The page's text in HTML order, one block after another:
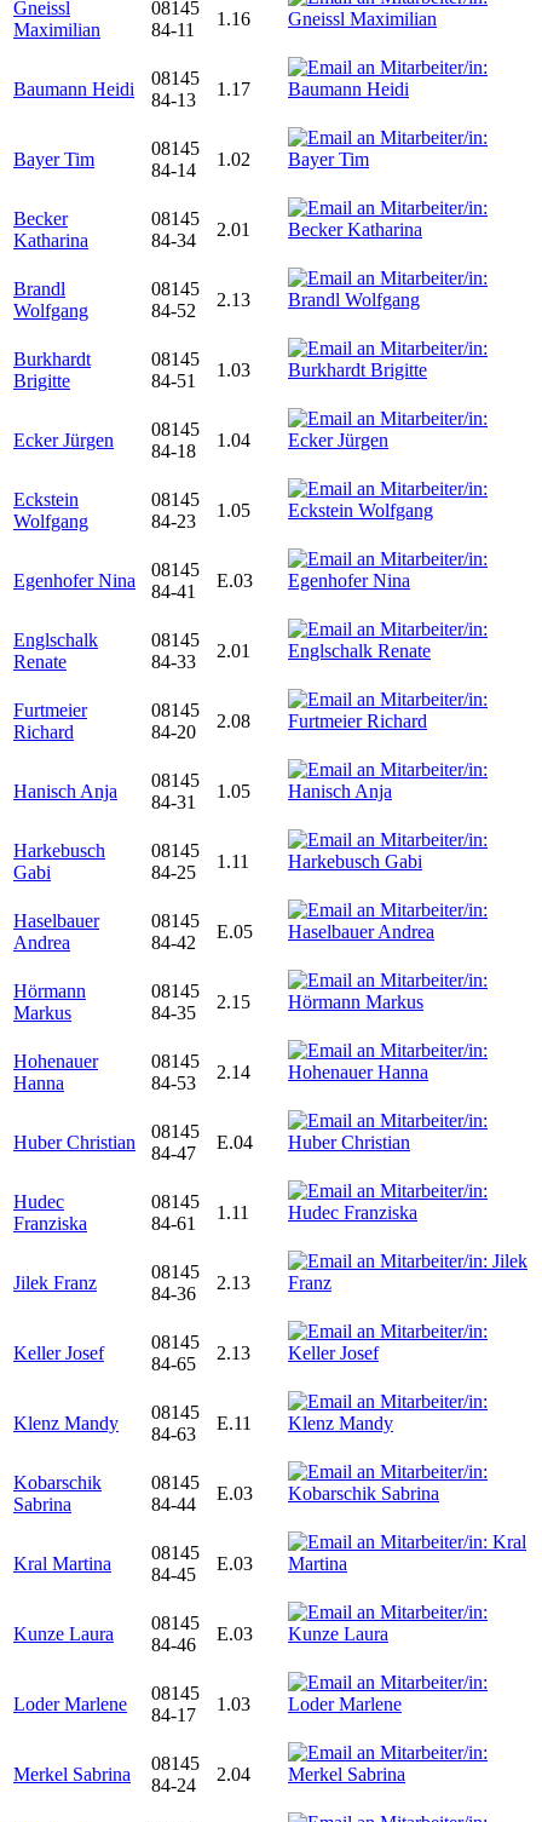
Gneissl
Maximilian
08145
84-11
1.16
Baumann Heidi
08145
84-13
1.17
Bayer Tim
08145
84-14
1.02
Becker
Katharina
08145
84-34
2.01
Brandl
Wolfgang
08145
84-52
2.13
Burkhardt
Brigitte
08145
84-51
1.03
Ecker Jürgen
08145
84-18
1.04
Eckstein
Wolfgang
08145
84-23
1.05
Egenhofer Nina
08145
84-41
E.03
Englschalk
Renate
08145
84-33
2.01
Furtmeier
Richard
08145
84-20
2.08
Hanisch Anja
08145
84-31
1.05
Harkebusch
Gabi
08145
84-25
1.11
Haselbauer
Andrea
08145
84-42
E.05
Hörmann
Markus
08145
84-35
2.15
Hohenauer
Hanna
08145
84-53
2.14
Huber Christian
08145
84-47
E.04
Hudec
Franziska
08145
84-61
1.11
Jilek Franz
08145
84-36
2.13
Keller Josef
08145
84-65
2.13
Klenz Mandy
08145
84-63
E.11
Kobarschik
Sabrina
08145
84-44
E.03
Kral Martina
08145
84-45
E.03
Kunze Laura
08145
84-46
E.03
Loder Marlene
08145
84-17
1.03
Merkel Sabrina
08145
84-24
2.04